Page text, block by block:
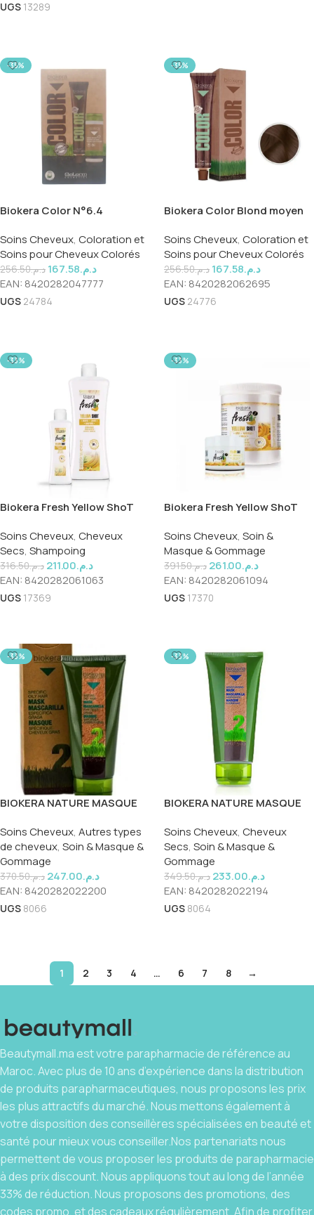
UGS 13289
-35%
Biokera Color N°6.4
Soins Cheveux, Coloration et
Soins pour Cheveux Colorés
د.م.256.50 د.م.167.58
EAN: 8420282047777
UGS 24784
-35%
Biokera Color Blond moyen
Soins Cheveux, Coloration et
Soins pour Cheveux Colorés
د.م.256.50 د.م.167.58
EAN: 8420282062695
UGS 24776
-33%
Biokera Fresh Yellow ShoT
Soins Cheveux, Cheveux
Secs, Shampoing
د.م.316.50 د.م.211.00
EAN: 8420282061063
UGS 17369
-33%
Biokera Fresh Yellow ShoT
Soins Cheveux, Soin &
Masque & Gommage
د.م.391.50 د.م.261.00
EAN: 8420282061094
UGS 17370
-33%
BIOKERA NATURE MASQUE
Soins Cheveux, Autres types
de cheveux, Soin & Masque &
Gommage
د.م.370.50 د.م.247.00
EAN: 8420282022200
UGS 8066
-33%
BIOKERA NATURE MASQUE
Soins Cheveux, Cheveux
Secs, Soin & Masque &
Gommage
د.م.349.50 د.م.233.00
EAN: 8420282022194
UGS 8064
1 2 3 4 … 6 7 8 →
Beautymall.ma est votre parapharmacie de référence au
Maroc. Avec plus de 10 ans d’expérience dans la distribution
de produits parapharmaceutiques, nous proposons les prix
les plus attractifs du marché. Nous mettons également à
votre disposition des conseillères spécialisées en beauté et
santé pour mieux vous conseiller.Nos partenariats nous
permettent de vous proposer les produits de parapharmacie
à des prix discount. Nous appliquons tout au long de l’année
33% de réduction. Nous proposons des promotions, des
codes promo, et des cadeaux régulièrement. Afin de profiter